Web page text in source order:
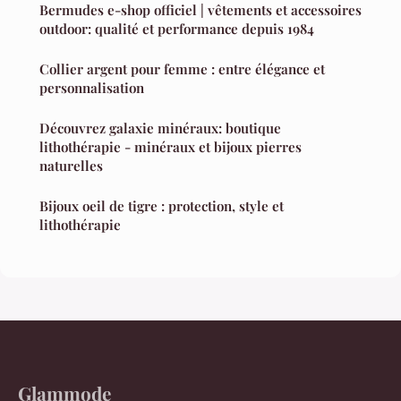
Bermudes e-shop officiel | vêtements et accessoires
outdoor: qualité et performance depuis 1984
Collier argent pour femme : entre élégance et
personnalisation
Découvrez galaxie minéraux: boutique
lithothérapie - minéraux et bijoux pierres
naturelles
Bijoux oeil de tigre : protection, style et
lithothérapie
Glammode